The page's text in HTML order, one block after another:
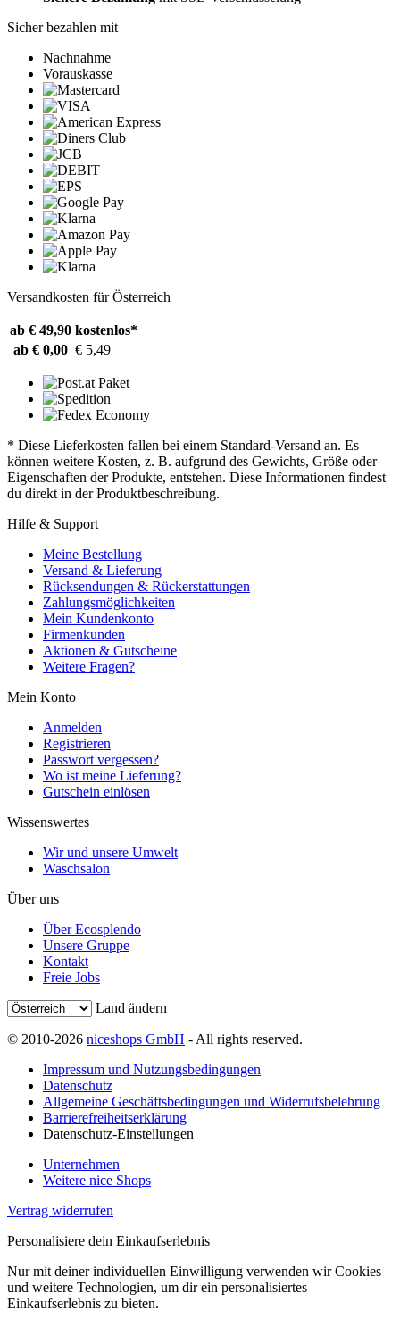
Sicher bezahlen mit
Nachnahme
Vorauskasse
Versandkosten für Österreich
ab € 49,90 kostenlos*
ab € 0,00 € 5,49
* Diese Lieferkosten fallen bei einem Standard-Versand an. Es
können weitere Kosten, z. B. aufgrund des Gewichts, Größe oder
Eigenschaften der Produkte, entstehen. Diese Informationen findest
du direkt in der Produktbeschreibung.
Hilfe & Support
Meine Bestellung
Versand & Lieferung
Rücksendungen & Rückerstattungen
Zahlungsmöglichkeiten
Mein Kundenkonto
Firmenkunden
Aktionen & Gutscheine
Weitere Fragen?
Mein Konto
Anmelden
Registrieren
Passwort vergessen?
Wo ist meine Lieferung?
Gutschein einlösen
Wissenswertes
Wir und unsere Umwelt
Waschsalon
Über uns
Über Ecosplendo
Unsere Gruppe
Kontakt
Freie Jobs
Land ändern
© 2010-2026 niceshops GmbH - All rights reserved.
Impressum und Nutzungsbedingungen
Datenschutz
Allgemeine Geschäftsbedingungen und Widerrufsbelehrung
Barrierefreiheitserklärung
Datenschutz-Einstellungen
Unternehmen
Weitere nice Shops
Vertrag widerrufen
Personalisiere dein Einkaufserlebnis
Nur mit deiner individuellen Einwilligung verwenden wir Cookies
und weitere Technologien, um dir ein personalisiertes
Einkaufserlebnis zu bieten.